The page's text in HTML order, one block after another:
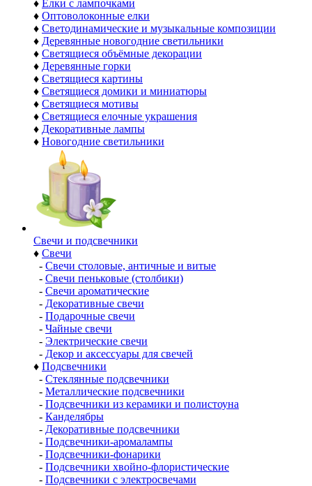
♦ Елки с лампочками
♦ Оптоволоконные елки
♦ Светодинамические и музыкальные композиции
♦ Деревянные новогодние светильники
♦ Светящиеся объёмные декорации
♦ Деревянные горки
♦ Светящиеся картины
♦ Светящиеся домики и миниатюры
♦ Светящиеся мотивы
♦ Светящиеся елочные украшения
♦ Декоративные лампы
♦ Новогодние светильники
Свечи и подсвечники
♦ Свечи
- Свечи столовые, античные и витые
- Свечи пеньковые (столбики)
- Свечи ароматические
- Декоративные свечи
- Подарочные свечи
- Чайные свечи
- Электрические свечи
- Декор и аксессуары для свечей
♦ Подсвечники
- Стеклянные подсвечники
- Металлические подсвечники
- Подсвечники из керамики и полистоуна
- Канделябры
- Декоративные подсвечники
- Подсвечники-аромалампы
- Подсвечники-фонарики
- Подсвечники хвойно-флористические
- Подсвечники с электросвечами